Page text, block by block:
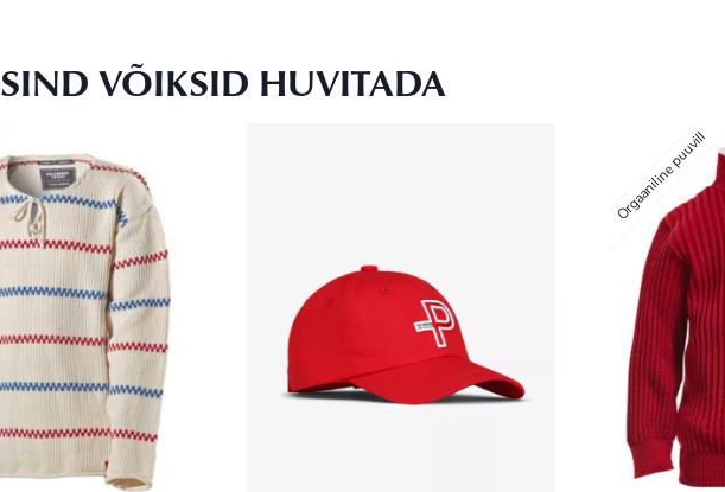
SIND VÕIKSID HUVITADA
Orgaaniline puuvill